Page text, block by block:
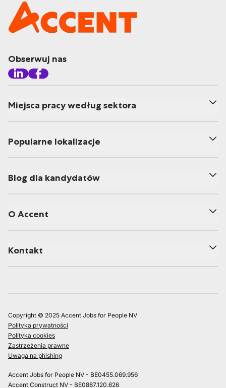
Obserwuj nas
Miejsca pracy według sektora
Popularne lokalizacje
Blog dla kandydatów
O Accent
Kontakt
Copyright © 2025 Accent Jobs for People NV
Polityka prywatności
Polityka cookies
Zastrzeżenia prawne
Uwaga na phishing
Accent Jobs for People NV - BE0455.069.956
Accent Construct NV - BE0887.120.626